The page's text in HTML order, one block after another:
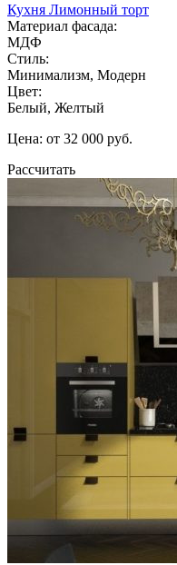
Кухня Лимонный торт
Материал фасада:
МДФ
Стиль:
Минимализм, Модерн
Цвет:
Белый, Желтый
Цена: от 32 000 руб.
Рассчитать